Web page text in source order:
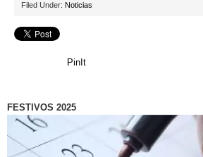
Filed Under: Noticias
PinIt
FESTIVOS 2025